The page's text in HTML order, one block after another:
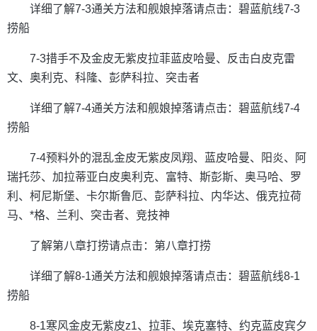
详细了解7-3通关方法和舰娘掉落请点击：碧蓝航线7-3
捞船
7-3措手不及金皮无紫皮拉菲蓝皮哈曼、反击白皮克雷
文、奥利克、科隆、彭萨科拉、突击者
详细了解7-4通关方法和舰娘掉落请点击：碧蓝航线7-4
捞船
7-4预料外的混乱金皮无紫皮凤翔、蓝皮哈曼、阳炎、阿
瑞托莎、加拉蒂亚白皮奥利克、富特、斯彭斯、奥马哈、罗
利、柯尼斯堡、卡尔斯鲁厄、彭萨科拉、内华达、俄克拉荷
马、*格、兰利、突击者、竞技神
了解第八章打捞请点击：第八章打捞
详细了解8-1通关方法和舰娘掉落请点击：碧蓝航线8-1
捞船
8-1寒风金皮无紫皮z1、拉菲、埃克塞特、约克蓝皮宾夕